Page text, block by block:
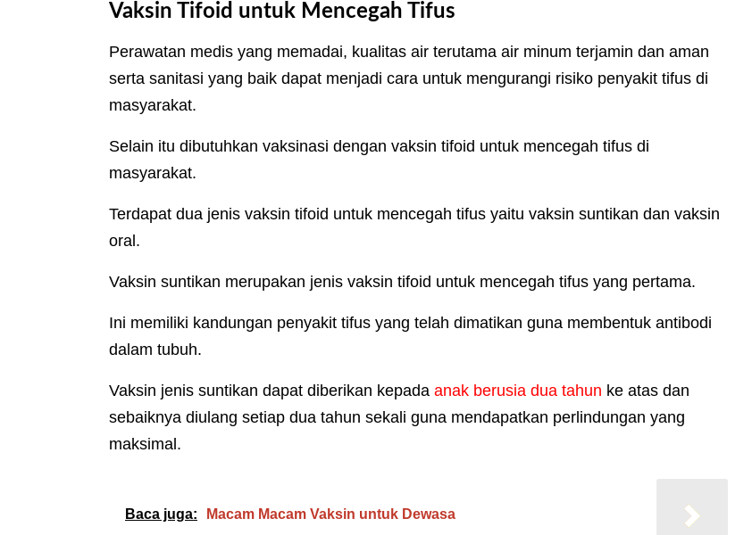
Vaksin Tifoid untuk Mencegah Tifus
Perawatan medis yang memadai, kualitas air terutama air minum terjamin dan aman
serta sanitasi yang baik dapat menjadi cara untuk mengurangi risiko penyakit tifus di
masyarakat.
Selain itu dibutuhkan vaksinasi dengan vaksin tifoid untuk mencegah tifus di
masyarakat.
Terdapat dua jenis vaksin tifoid untuk mencegah tifus yaitu vaksin suntikan dan vaksin
oral.
Vaksin suntikan merupakan jenis vaksin tifoid untuk mencegah tifus yang pertama.
Ini memiliki kandungan penyakit tifus yang telah dimatikan guna membentuk antibodi
dalam tubuh.
Vaksin jenis suntikan dapat diberikan kepada anak berusia dua tahun ke atas dan
sebaiknya diulang setiap dua tahun sekali guna mendapatkan perlindungan yang
maksimal.
Baca juga: Macam Macam Vaksin untuk Dewasa